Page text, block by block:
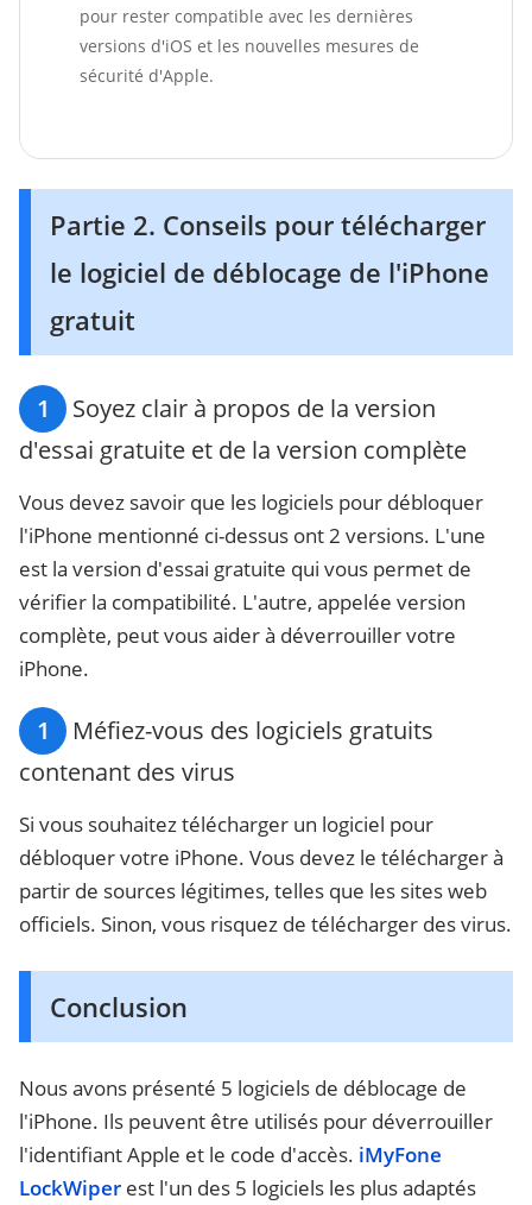
pour rester compatible avec les dernières
versions d'iOS et les nouvelles mesures de
sécurité d'Apple.
Partie 2. Conseils pour télécharger
le logiciel de déblocage de l'iPhone
gratuit
1
Soyez clair à propos de la version
d'essai gratuite et de la version complète
Vous devez savoir que les logiciels pour débloquer
l'iPhone mentionné ci-dessus ont 2 versions. L'une
est la version d'essai gratuite qui vous permet de
vérifier la compatibilité. L'autre, appelée version
complète, peut vous aider à déverrouiller votre
iPhone.
1
Méfiez-vous des logiciels gratuits
contenant des virus
Si vous souhaitez télécharger un logiciel pour
débloquer votre iPhone. Vous devez le télécharger à
partir de sources légitimes, telles que les sites web
officiels. Sinon, vous risquez de télécharger des virus.
Conclusion
Nous avons présenté 5 logiciels de déblocage de
l'iPhone. Ils peuvent être utilisés pour déverrouiller
l'identifiant Apple et le code d'accès. iMyFone
LockWiper est l'un des 5 logiciels les plus adaptés